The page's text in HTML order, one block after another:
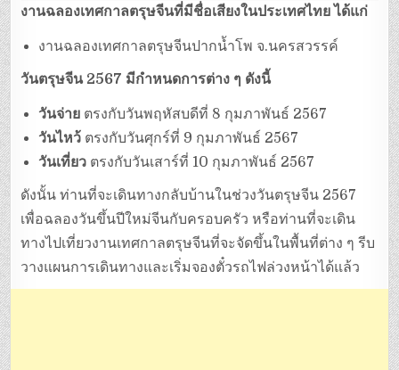
งานฉลองเทศกาลตรุษจีนที่มีชื่อเสียงในประเทศไทย ได้แก่
งานฉลองเทศกาลตรุษจีนปากน้ำโพ จ.นครสวรรค์
วันตรุษจีน 2567 มีกำหนดการต่าง ๆ ดังนี้
วันจ่าย ตรงกับวันพฤหัสบดีที่ 8 กุมภาพันธ์ 2567
วันไหว้ ตรงกับวันศุกร์ที่ 9 กุมภาพันธ์ 2567
วันเที่ยว ตรงกับวันเสาร์ที่ 10 กุมภาพันธ์ 2567
ดังนั้น ท่านที่จะเดินทางกลับบ้านในช่วงวันตรุษจีน 2567
เพื่อฉลองวันขึ้นปีใหม่จีนกับครอบครัว หรือท่านที่จะเดิน
ทางไปเที่ยวงานเทศกาลตรุษจีนที่จะจัดขึ้นในพื้นที่ต่าง ๆ รีบ
วางแผนการเดินทางและเริ่มจองตั๋วรถไฟล่วงหน้าได้แล้ว